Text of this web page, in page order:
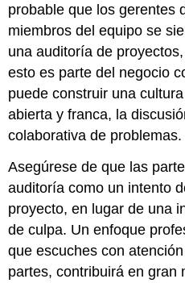
probable que los gerentes
miembros del equipo se
una auditoría de
esto es parte del negocio
puede construir una
abierta y franca, la
colaborativa de problemas.
Asegúrese de que las
auditoría como un intento
proyecto, en lugar de una
de culpa. Un enfoque
que escuches con
partes, contribuirá en gran